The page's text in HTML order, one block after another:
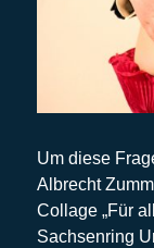
Um diese
Albrecht
Collage „Für
Sachsenring